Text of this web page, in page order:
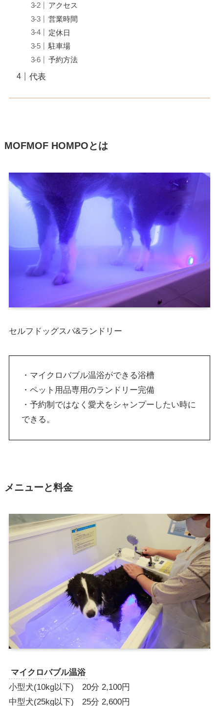
アクセス
営業時間
定休日
駐車場
予約方法
代表
MOFMOF HOMPOとは
セルフドッグスパ&ランドリー
・マイクロバブル温浴ができる浴槽
・ペット用品専用のランドリー完備
・予約制ではなく愛犬をシャンプーしたい時に
できる。
メニューと料金
マイクロバブル温浴
小型犬(10kg以下) 20分 2,100円
中型犬(25kg以下) 25分 2,600円